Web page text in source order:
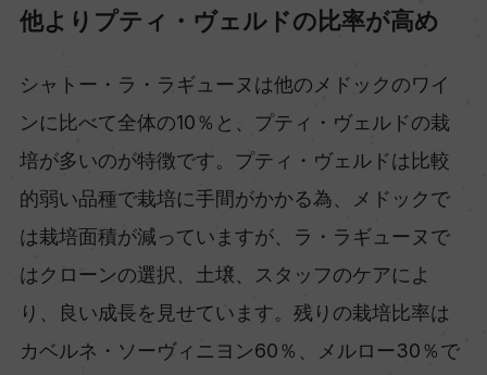
他よりプティ・ヴェルドの比率が高め
シャトー・ラ・ラギューヌは他のメドックのワイ
ンに比べて全体の10％と、プティ・ヴェルドの栽
培が多いのが特徴です。プティ・ヴェルドは比較
的弱い品種で栽培に手間がかかる為、メドックで
は栽培面積が減っていますが、ラ・ラギューヌで
はクローンの選択、土壌、スタッフのケアによ
り、良い成長を見せています。残りの栽培比率は
カベルネ・ソーヴィニヨン60％、メルロー30％で